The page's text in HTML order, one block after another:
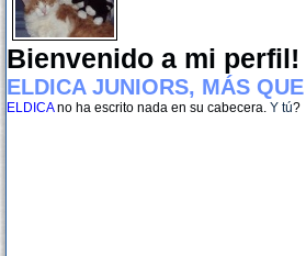
Bienvenido a mi perfil!
ELDICA JUNIORS, MÁS
ELDICAno ha escrito nada en su cabecera. Y tú?